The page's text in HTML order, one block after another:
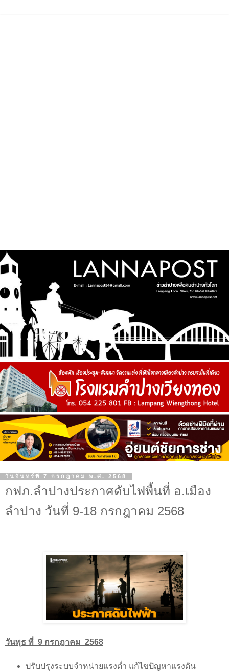
วันจันทร์ที่ 7 กรกฎาคม พ.ศ. 2568
กฟภ.ลำปางประกาศดับไฟพื้นที่ อ.เมือง
ลำปาง วันที่ 9-18 กรกฎาคม 2568
วันพุธ ที่ 9 กรกฎาคม 2568
ปรับปรุงระบบจำหน่ายแรงต่ำ แก้ไขปัญหาแรงดัน